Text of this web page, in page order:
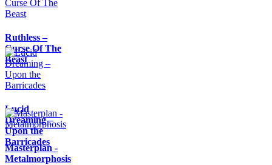
Ruthless –
Curse Of The
Beast
Lucid
Dreaming –
Upon the
Barricades
Masterplan -
Metalmorphosis